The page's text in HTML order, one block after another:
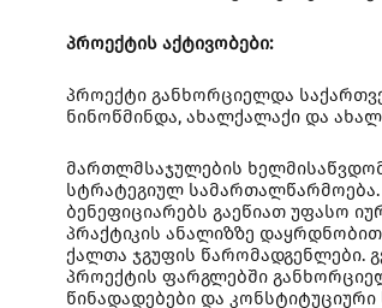
პროექტის აქტივობები:
პროექტი განხორციელდა
ნინოწმინდა, ახალქალაქი და
მართლმსაჯულების
სტრატეგიულ
ბენეფიციარებს გაეწიათ უფასო
პრაქტიკის ანალიზზე
ქალთა ჯგუფის წარომადგენლები.
პროექტის ფარგლებში
წინადადებები და